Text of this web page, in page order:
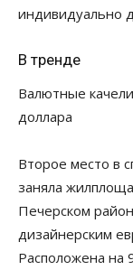
индивидуально
В тренде
Валютные
доллара
Второе место в
заняла
Печерском
дизайнерским
Расположена на